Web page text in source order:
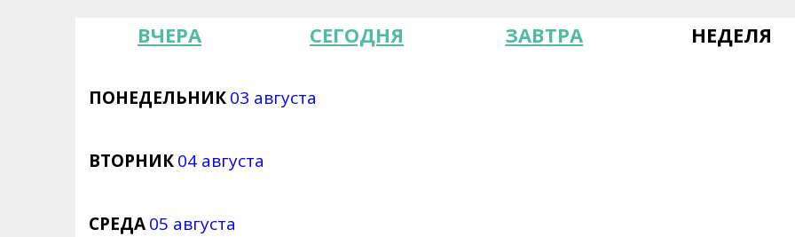
ВЧЕРА СЕГОДНЯ ЗАВТРА НЕДЕЛЯ
ПОНЕДЕЛЬНИК03 августа
ВТОРНИК04 августа
СРЕДА05 августа